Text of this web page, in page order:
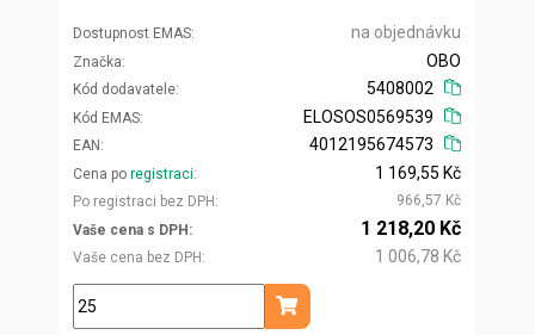
Dostupnost EMAS na objednávku
Značka
Kód dodavatele
OBO
5408002
Kód EMAS
EAN
ELOSOS0569539
4012195674573
Cena po registraci
Po registraci bez DPH
1 169,55 Kč
966,57 Kč
Vaše cena s DPH
Vaše cena bez DPH
1 218,20 Kč
1 006,78 Kč
m
Přidat do košíku